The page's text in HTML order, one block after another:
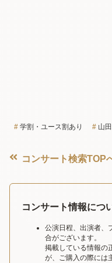
学割・ユース割あり 山
コンサート検索TOP
コンサート情報につ
公演日程、出演者、
合がございます。
掲載している情報の
が、ご購入の際には